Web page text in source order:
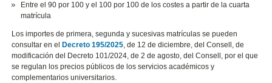
Entre el 90 por 100 y el 100 por 100 de los costes a partir de la cuarta
matrícula
Los importes de primera, segunda y sucesivas matrículas se pueden
consultar en el
Decreto 195/2025, de 12 de diciembre, del Consell, de
modificación del Decreto 101/2024, de 2 de agosto, del Consell, por el que
se regulan los precios públicos de los servicios académicos y
complementarios universitarios.